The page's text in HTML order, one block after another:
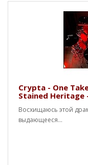
Crypta - One
Stained Heritage
Восхищаюсь этой
выдающееся...